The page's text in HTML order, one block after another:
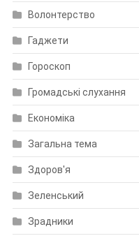
Волонтерство
Гаджети
Гороскоп
Громадські слухання
Економіка
Загальна тема
Здоров'я
Зеленський
Зрадники